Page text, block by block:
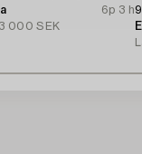
6p 3 h
3 000 SEK